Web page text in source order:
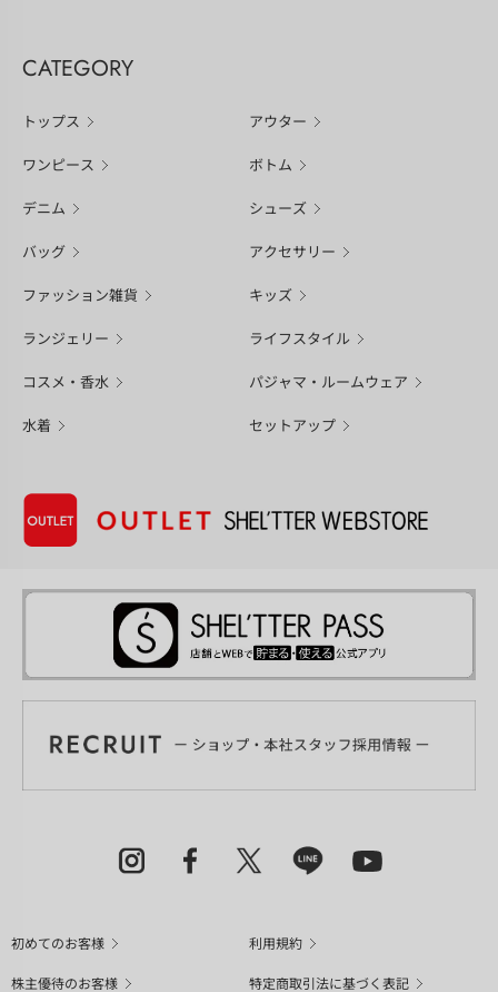
CATEGORY
トップス アウター
ワンピース ボトム
デニム シューズ
バッグ アクセサリー
ファッション雑貨 キッズ
ランジェリー ライフスタイル
コスメ・香水 パジャマ・ルームウェア
水着 セットアップ
初めてのお客様
利用規約
株主優待のお客様
特定商取引法に基づく表記